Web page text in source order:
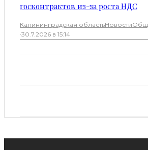
госконтрактов из-за роста НДС
Калининградская областьНовости
·30.7.2026 в 15:14